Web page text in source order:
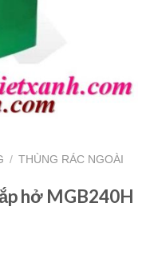
/ THÙNG RÁC NGOÀI
hở MGB240H